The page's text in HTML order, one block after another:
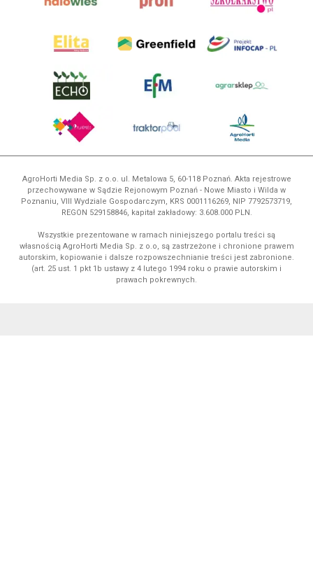
AgroHorti Media Sp. z o.o. ul. Metalowa 5, 60-118 Poznań. Akta rejestrowe
przechowywane w Sądzie Rejonowym Poznań - Nowe Miasto i Wilda w
Poznaniu, VIII Wydziale Gospodarczym, KRS 0001116269, NIP 7792573719,
REGON 529158846, kapitał zakładowy: 3.608.000 PLN.
Wszystkie prezentowane w ramach niniejszego portalu treści są
własnością AgroHorti Media Sp. z o.o, są zastrzeżone i chronione prawem
autorskim, kopiowanie i dalsze rozpowszechnianie treści jest zabronione.
(art. 25 ust. 1 pkt 1b ustawy z 4 lutego 1994 roku o prawie autorskim i
prawach pokrewnych.